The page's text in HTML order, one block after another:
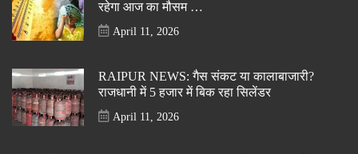
रहेगा आज का मौसम …
April 11, 2026
RAIPUR NEWS: गैस संकट या कालाबाजारी?
राजधानी में 5 हजार में बिक रहा सिलेंडर
April 11, 2026